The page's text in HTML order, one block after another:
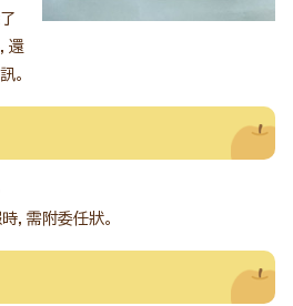
還
。
，需附委任狀。